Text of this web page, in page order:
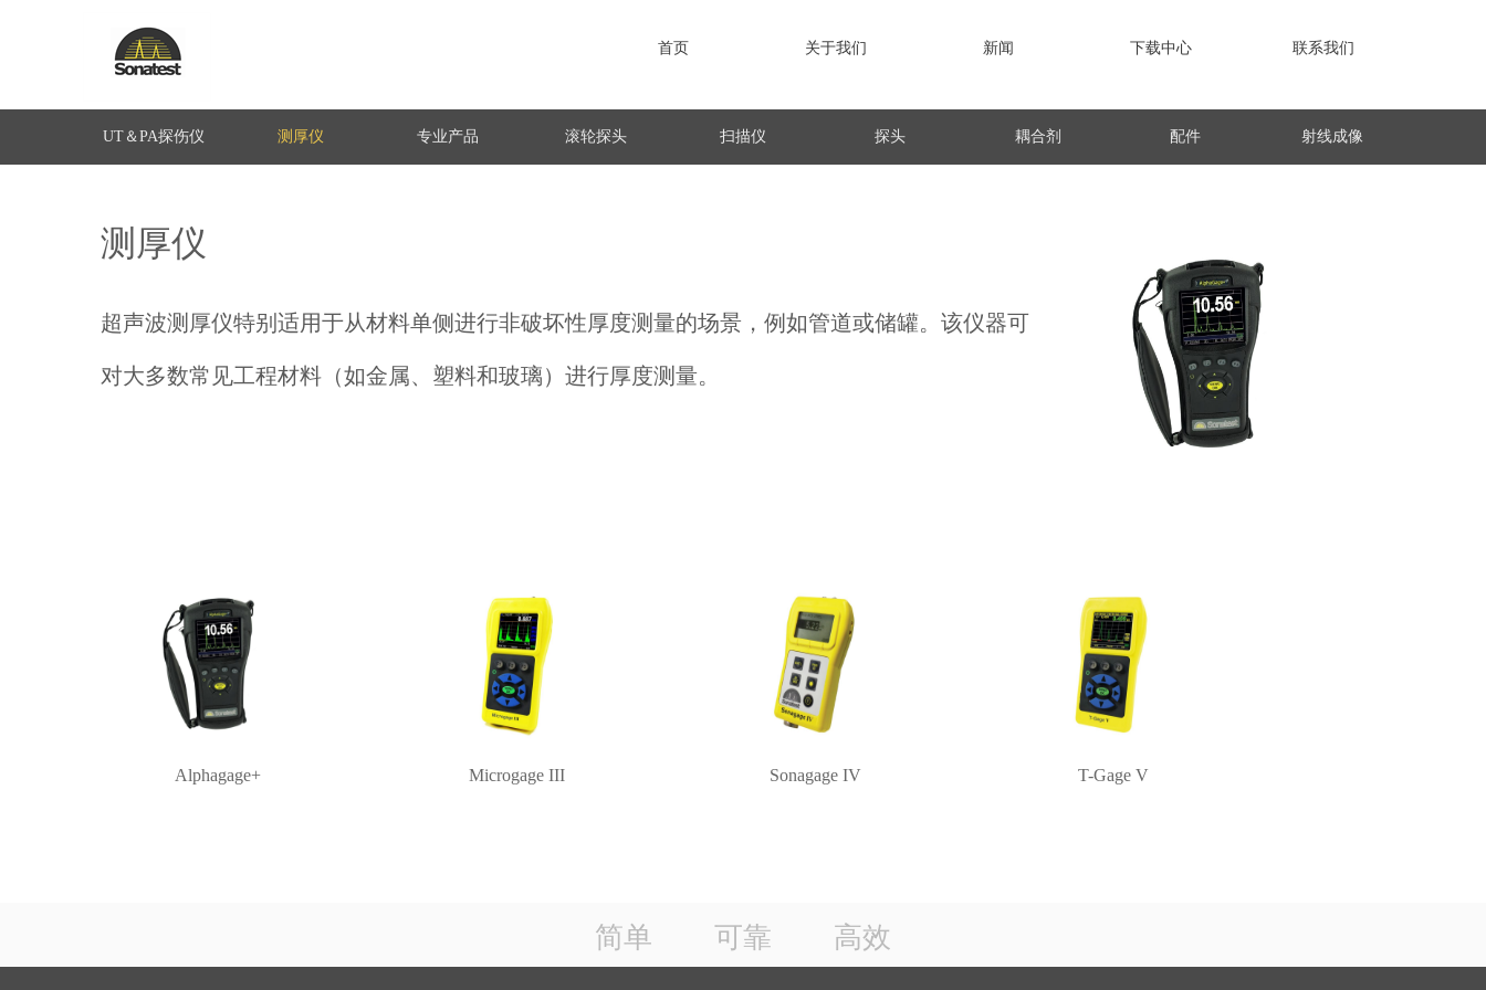
首页 关于我们 新闻 下载中心 联系我们
UT＆PA探伤仪 测厚仪 专业产品 滚轮探头 扫描仪 探头 耦合剂 配件 射线成像
Alphagage+ Microgage III Sonagage IV T-Gage V
测厚仪
超声波测厚仪特别适用于从材料单侧进行非破坏性厚度测量的场景，例如管道或储罐。该仪器可
对大多数常见工程材料（如金属、塑料和玻璃）进行厚度测量。
简单 可靠 高效